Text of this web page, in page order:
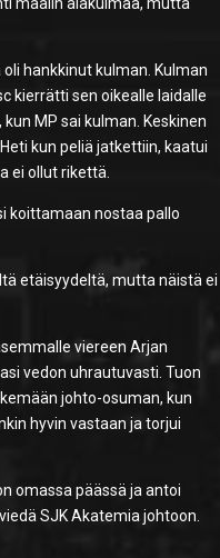
maalin alakulmaa, mutta
hankkinut kulman. Kulman
kierrätti sen oikealle laidalle
MP sai kulman. Keskinen
kun peliä jatkettiin, kaatui
ei ollut rikettä.
koittamaan nostaa pallo
etäisyydeltä, mutta näistä ei
viereen Arjan
vedon uhrautuvasti. Tuon
johto-osuman, kun
hyvin vastaan ja torjui
omassa päässä ja antoi
SJK Akatemia johtoon.